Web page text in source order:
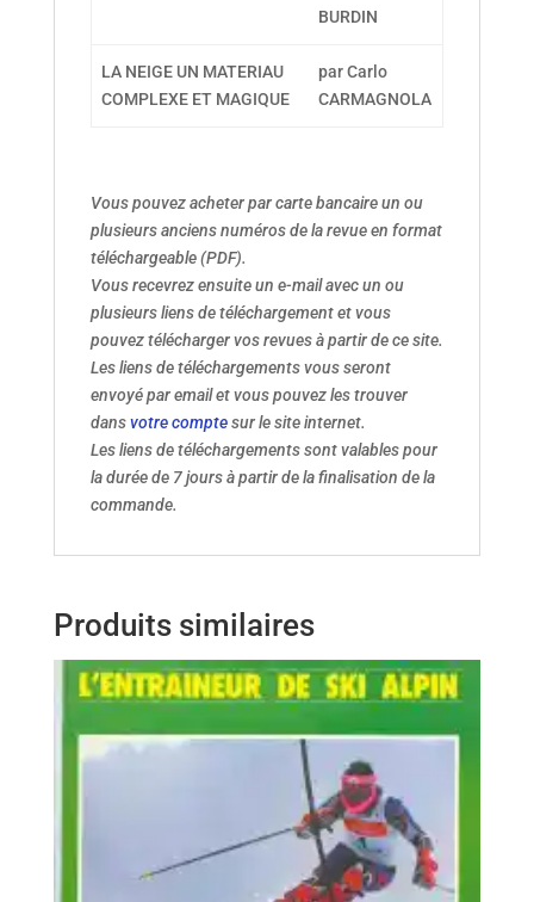
BURDIN
LA NEIGE UN MATERIAU
COMPLEXE ET MAGIQUE
par Carlo
CARMAGNOLA
Vous pouvez acheter par carte bancaire un ou
plusieurs anciens numéros de la revue en format
téléchargeable (PDF).
Vous recevrez ensuite un e-mail avec un ou
plusieurs liens de téléchargement et vous
pouvez télécharger vos revues à partir de ce site.
Les liens de téléchargements vous seront
envoyé par email et vous pouvez les trouver
dansvotre comptesur le site internet.
Les liens de téléchargements sont valables pour
la durée de 7 jours à partir de la finalisation de la
commande.
Produits similaires